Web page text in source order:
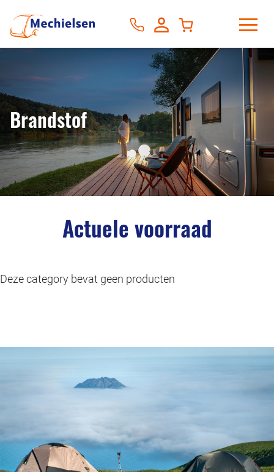
Brandstof
Actuele voorraad
Deze category bevat geen producten